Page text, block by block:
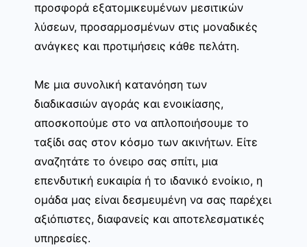
προσφορά εξατομικευμένων μεσιτικών
λύσεων, προσαρμοσμένων στις μοναδικές
ανάγκες και προτιμήσεις κάθε πελάτη.
Με μια συνολική κατανόηση των
διαδικασιών αγοράς και ενοικίασης,
αποσκοπούμε στο να απλοποιήσουμε το
ταξίδι σας στον κόσμο των ακινήτων. Είτε
αναζητάτε το όνειρο σας σπίτι, μια
επενδυτική ευκαιρία ή το ιδανικό ενοίκιο, η
ομάδα μας είναι δεσμευμένη να σας παρέχει
αξιόπιστες, διαφανείς και αποτελεσματικές
υπηρεσίες.